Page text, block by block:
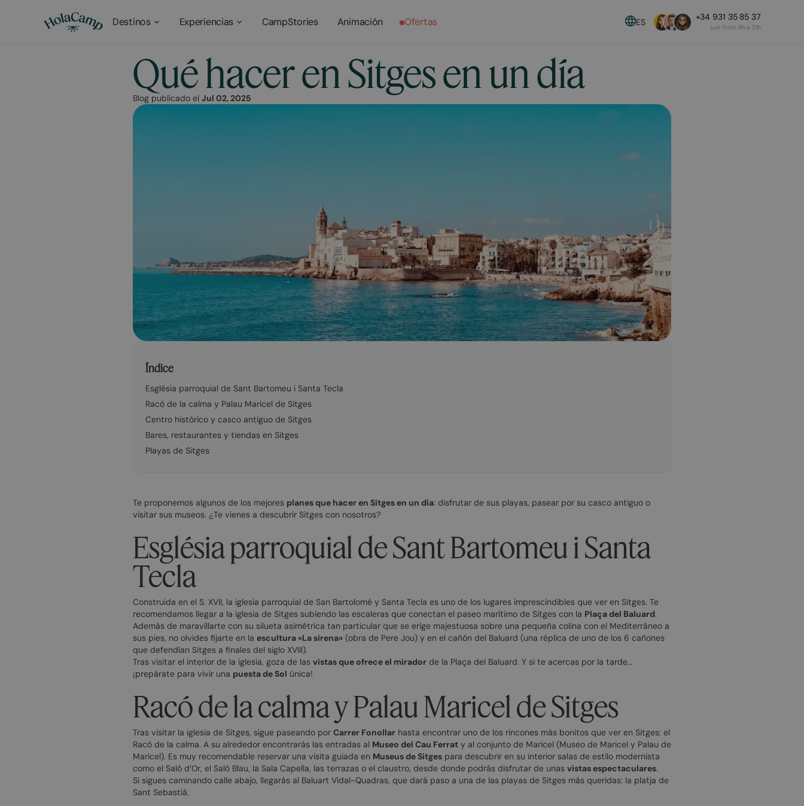
Destinos Experiencias CampStories Animación Ofertas ES +34 931 35 85 37
Lun-Dom 9h a 21h
Qué hacer en Sitges en un día
Blog publicado el Jul 02, 2025
Índice
Església parroquial de Sant Bartomeu i Santa Tecla
Racó de la calma y Palau Maricel de Sitges
Centro histórico y casco antiguo de Sitges
Bares, restaurantes y tiendas en Sitges
Playas de Sitges
Te proponemos algunos de los mejores planes que hacer en Sitges en un día: disfrutar de sus playas, pasear por su casco antiguo o
visitar sus museos. ¿Te vienes a descubrir Sitges con nosotros?
Església parroquial de Sant Bartomeu i Santa
Tecla
Construida en el S. XVII, la iglesia parroquial de San Bartolomé y Santa Tecla es uno de los lugares imprescindibles que ver en Sitges. Te
recomendamos llegar a la iglesia de Sitges subiendo las escaleras que conectan el paseo marítimo de Sitges con la Plaça del Baluard.
Además de maravillarte con su silueta asimétrica tan particular que se erige majestuosa sobre una pequeña colina con el Mediterráneo a
sus pies, no olvides fijarte en la escultura «La sirena» (obra de Pere Jou) y en el cañón del Baluard (una réplica de uno de los 6 cañones
que defendían Sitges a finales del siglo XVIII).
Tras visitar el interior de la iglesia, goza de las vistas que ofrece el mirador de la Plaça del Baluard. Y si te acercas por la tarde…
¡prepárate para vivir una puesta de Sol única!
Racó de la calma y Palau Maricel de Sitges
Tras visitar la iglesia de Sitges, sigue paseando por Carrer Fonollar hasta encontrar uno de los rincones más bonitos que ver en Sitges: el
Racó de la calma. A su alrededor encontrarás las entradas al Museo del Cau Ferrat y al conjunto de Maricel (Museo de Maricel y Palau de
Maricel). Es muy recomendable reservar una visita guiada en Museus de Sitges para descubrir en su interior salas de estilo modernista
como el Saló d’Or, el Saló Blau, la Sala Capella, las terrazas o el claustro, desde donde podrás disfrutar de unas vistas espectaculares.
Si sigues caminando calle abajo, llegarás al Baluart Vidal-Quadras, que dará paso a una de las playas de Sitges más queridas: la platja de
Sant Sebastià.